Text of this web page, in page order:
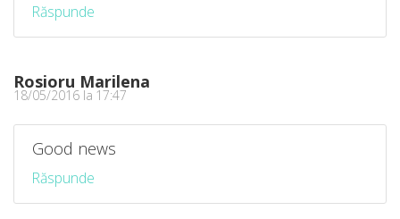
Răspunde
Rosioru Marilena
18/05/2016 la 17:47
Good news
Răspunde